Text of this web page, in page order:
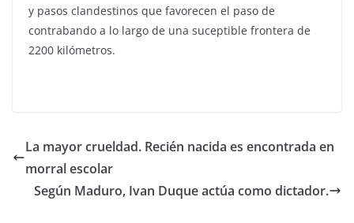
y pasos clandestinos que favorecen el paso de
contrabando a lo largo de una suceptible frontera de
2200 kilómetros.
La mayor crueldad. Recién nacida es encontrada en
morral escolar
Según Maduro, Ivan Duque actúa como dictador.